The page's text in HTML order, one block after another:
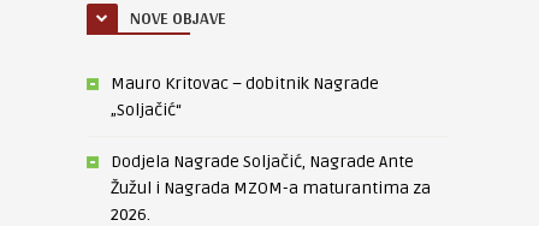
NOVE OBJAVE
Mauro Kritovac – dobitnik Nagrade
„Soljačić“
Dodjela Nagrade Soljačić, Nagrade Ante
Žužul i Nagrada MZOM-a maturantima za
2026.